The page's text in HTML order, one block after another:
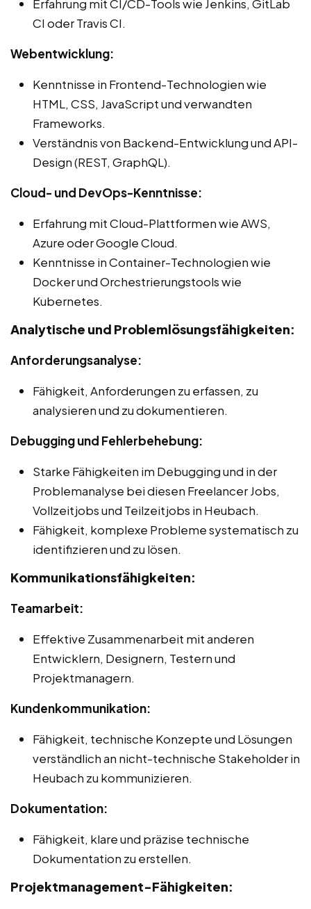
Erfahrung mit CI/CD-Tools wie Jenkins, GitLab
CI oder Travis CI.
Webentwicklung:
Kenntnisse in Frontend-Technologien wie
HTML, CSS, JavaScript und verwandten
Frameworks.
Verständnis von Backend-Entwicklung und API-
Design (REST, GraphQL).
Cloud- und DevOps-Kenntnisse:
Erfahrung mit Cloud-Plattformen wie AWS,
Azure oder Google Cloud.
Kenntnisse in Container-Technologien wie
Docker und Orchestrierungstools wie
Kubernetes.
Analytische und Problemlösungsfähigkeiten:
Anforderungsanalyse:
Fähigkeit, Anforderungen zu erfassen, zu
analysieren und zu dokumentieren.
Debugging und Fehlerbehebung:
Starke Fähigkeiten im Debugging und in der
Problemanalyse bei diesen Freelancer Jobs,
Vollzeitjobs und Teilzeitjobs in Heubach.
Fähigkeit, komplexe Probleme systematisch zu
identifizieren und zu lösen.
Kommunikationsfähigkeiten:
Teamarbeit:
Effektive Zusammenarbeit mit anderen
Entwicklern, Designern, Testern und
Projektmanagern.
Kundenkommunikation:
Fähigkeit, technische Konzepte und Lösungen
verständlich an nicht-technische Stakeholder in
Heubach zu kommunizieren.
Dokumentation:
Fähigkeit, klare und präzise technische
Dokumentation zu erstellen.
Projektmanagement-Fähigkeiten: